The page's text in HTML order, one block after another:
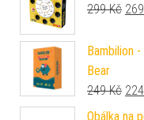
299Kč 269
Bambilion
Bear
249Kč 224
Obálka na